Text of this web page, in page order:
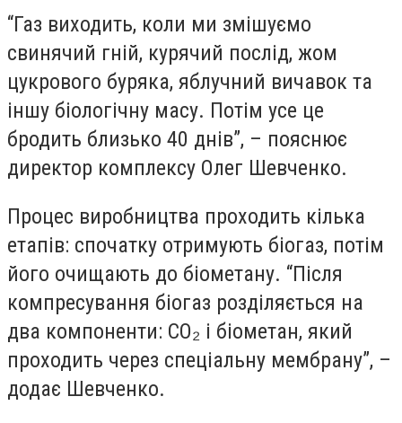
“Газ виходить, коли ми змішуємо
свинячий гній, курячий послід, жом
цукрового буряка, яблучний вичавок та
іншу біологічну масу. Потім усе це
бродить близько 40 днів”, – пояснює
директор комплексу Олег Шевченко.
Процес виробництва проходить кілька
етапів: спочатку отримують біогаз, потім
його очищають до біометану. “Після
компресування біогаз розділяється на
два компоненти: СО₂ і біометан, який
проходить через спеціальну мембрану”, –
додає Шевченко.